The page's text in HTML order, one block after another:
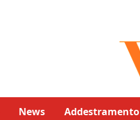
News Addestramento